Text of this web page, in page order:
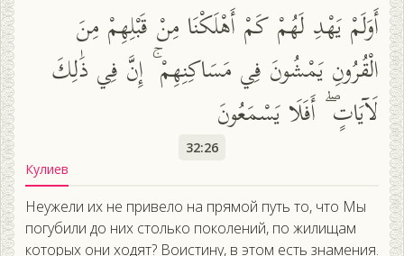
أَوَلَمْ يَهْدِ لَهُمْ كَمْ أَهْلَكْنَا مِنْ قَبْلِهِمْ مِنَ
الْقُرُونِ يَمْشُونَ فِي مَسَاكِنِهِمْ ۚ إِنَّ فِي ذَٰلِكَ
لَآيَاتٍ ۖ أَفَلَا يَسْمَعُونَ
32:26
Кулиев
Неужели их не привело на прямой путь то, что Мы
погубили до них столько поколений, по жилищам
которых они ходят? Воистину, в этом есть знамения.